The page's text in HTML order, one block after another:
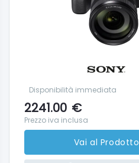
Carica batteria LC-E6E
Batteria LP-E6NH
Coperchio batteria
Tappo antipolvere
RFCavo CA
Kit manuale dell'utente
Disponibilità immediata
2241.00 €
Prezzo iva inclusa
Vai al Prodotto